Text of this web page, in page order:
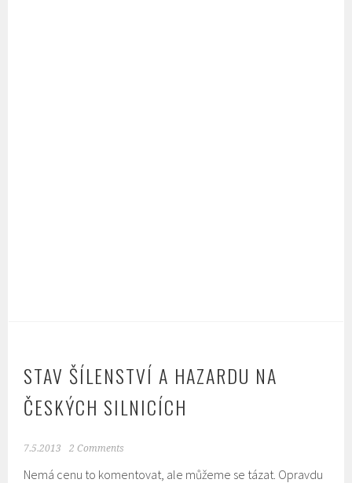
STAV ŠÍLENSTVÍ A HAZARDU NA
ČESKÝCH SILNICÍCH
7.5.2013 2 Comments
Nemá cenu to komentovat, ale můžeme se tázat. Opravdu